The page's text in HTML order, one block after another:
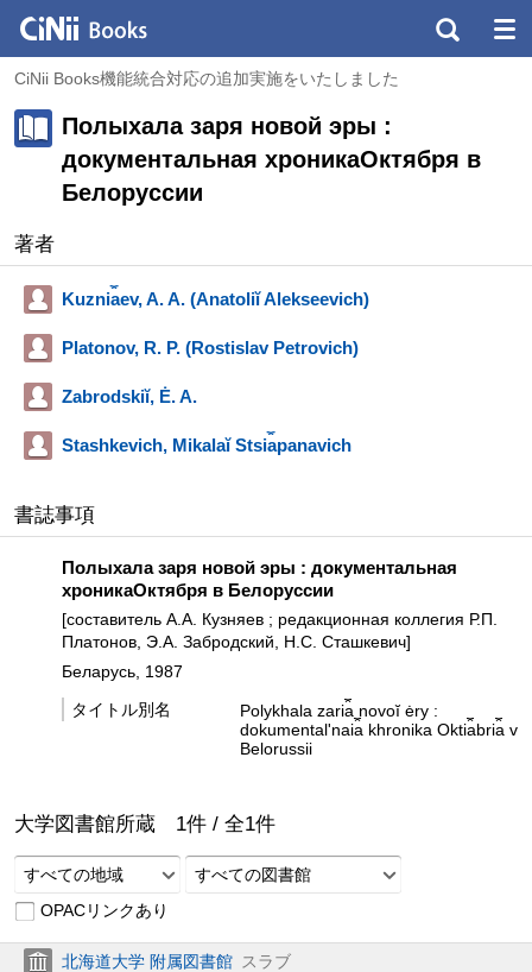
CiNii Books機能統合対応の追加実施をいたしました
Полыхала заря новой эры :
документальная хроникаОктября в
Белоруссии
著者
Kuzni︠a︡ev, A. A. (Anatoliĭ Alekseevich)
Platonov, R. P. (Rostislav Petrovich)
Zabrodskiĭ, Ė. A.
Stashkevich, Mikalaĭ Stsi︠a︡panavich
書誌事項
Полыхала заря новой эры : документальная
хроникаОктября в Белоруссии
[составитель А.А. Кузняев ; редакционная коллегия Р.П.
Платонов, Э.А. Забродский, Н.С. Сташкевич]
Беларусь, 1987
タイトル別名
Polykhala zari︠a︡ novoĭ ėry :
dokumentalʹnai︠a︡ khronika Okti︠a︡bri︠a︡ v
Belorussii
大学図書館所蔵 1件 / 全1件
すべての地域
すべての図書館
OPACリンクあり
北海道大学 附属図書館 スラブ